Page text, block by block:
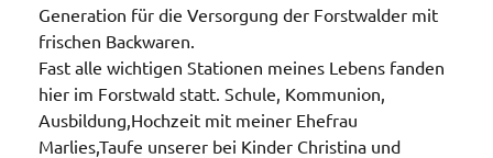
Generation für die Versorgung der Forstwalder mit
frischen Backwaren.
Fast alle wichtigen Stationen meines Lebens fanden
hier im Forstwald statt. Schule, Kommunion,
Ausbildung,Hochzeit mit meiner Ehefrau
Marlies,Taufe unserer bei Kinder Christina und